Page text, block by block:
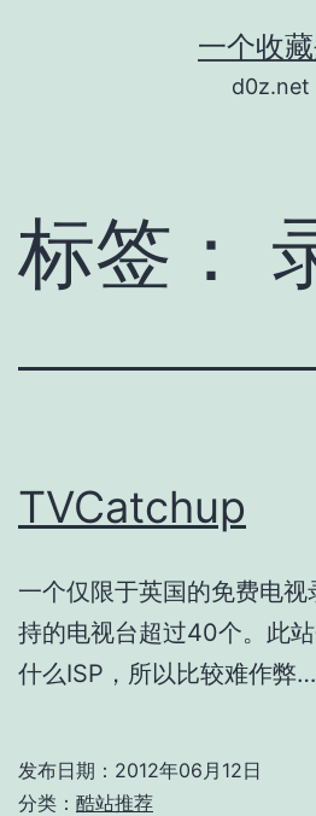
一个收
d0z.net
标签：
TVCatchup
一个仅限于英国的免费电
持的电视台超过40个。此
什么ISP，所以比较难作弊…
发布日期： 2012年06月12日
分类： 酷站推荐